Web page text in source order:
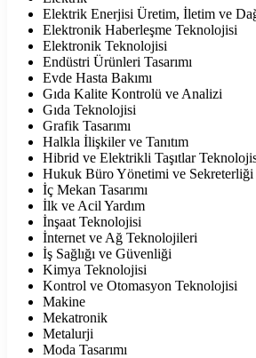
Elektrik Enerjisi Üretim, İletim ve
Elektronik Haberleşme Teknolojisi
Elektronik Teknolojisi
Endüstri Ürünleri Tasarımı
Evde Hasta Bakımı
Gıda Kalite Kontrolü ve Analizi
Gıda Teknolojisi
Grafik Tasarımı
Halkla İlişkiler ve Tanıtım
Hibrid ve Elektrikli Taşıtlar
Hukuk Büro Yönetimi ve Sekreterliği
İç Mekan Tasarımı
İlk ve Acil Yardım
İnşaat Teknolojisi
İnternet ve Ağ Teknolojileri
İş Sağlığı ve Güvenliği
Kimya Teknolojisi
Kontrol ve Otomasyon Teknolojisi
Makine
Mekatronik
Metalurji
Moda Tasarımı